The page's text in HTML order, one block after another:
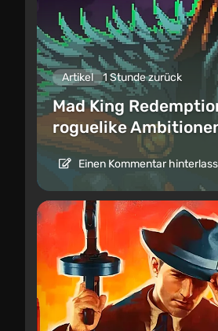
Artikel 1 Stunde zurück
Mad King
roguelike
Einen Kommentar